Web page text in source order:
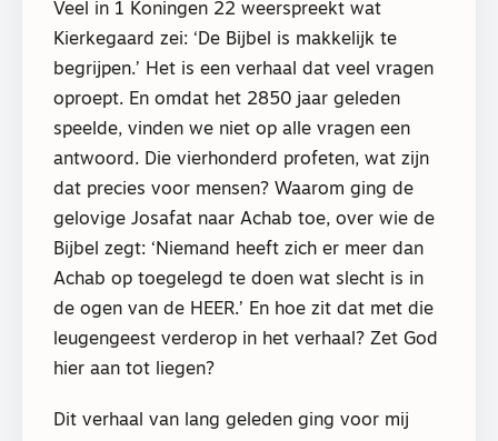
Veel in 1 Koningen 22 weerspreekt wat
Kierkegaard zei: ‘De Bijbel is makkelijk te
begrijpen.’ Het is een verhaal dat veel vragen
oproept. En omdat het 2850 jaar geleden
speelde, vinden we niet op alle vragen een
antwoord. Die vierhonderd profeten, wat zijn
dat precies voor mensen? Waarom ging de
gelovige Josafat naar Achab toe, over wie de
Bijbel zegt: ‘Niemand heeft zich er meer dan
Achab op toegelegd te doen wat slecht is in
de ogen van de HEER.’ En hoe zit dat met die
leugengeest verderop in het verhaal? Zet God
hier aan tot liegen?
Dit verhaal van lang geleden ging voor mij